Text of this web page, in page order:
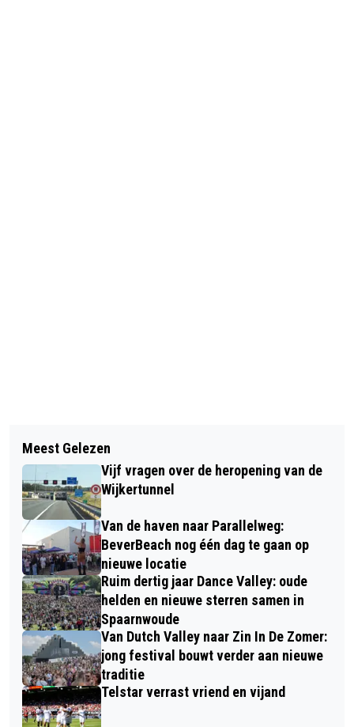
MARTIJN SMIT DONDERDAG 18 MEI
GEÏNSTALLEERD ALS BURGEMEESTER
VAN BEVERWIJK
JONGERENOVERLAST BROEKPOLDER
EN HAYDNPLEIN
Meest Gelezen
Vijf vragen over de heropening van de
Wijkertunnel
Van de haven naar Parallelweg:
BeverBeach nog één dag te gaan op
nieuwe locatie
Ruim dertig jaar Dance Valley: oude
helden en nieuwe sterren samen in
Spaarnwoude
Van Dutch Valley naar Zin In De Zomer:
jong festival bouwt verder aan nieuwe
traditie
Telstar verrast vriend en vijand